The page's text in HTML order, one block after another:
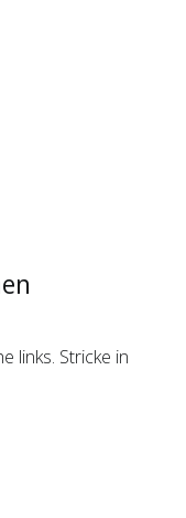
links. Stricke in